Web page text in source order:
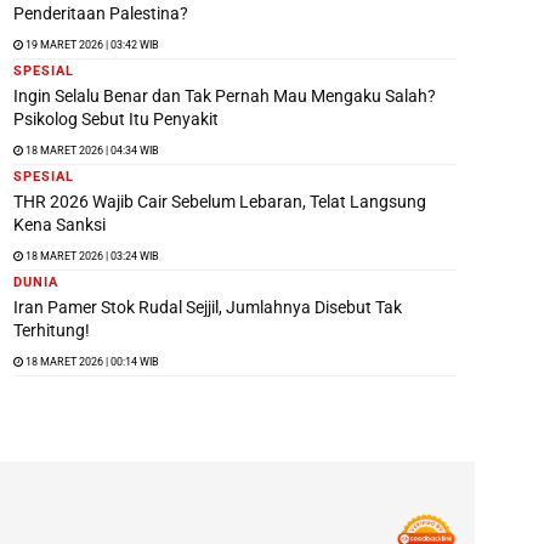
Penderitaan Palestina?
19 MARET 2026 | 03:42 WIB
SPESIAL
Ingin Selalu Benar dan Tak Pernah Mau Mengaku Salah?
Psikolog Sebut Itu Penyakit
18 MARET 2026 | 04:34 WIB
SPESIAL
THR 2026 Wajib Cair Sebelum Lebaran, Telat Langsung
Kena Sanksi
18 MARET 2026 | 03:24 WIB
DUNIA
Iran Pamer Stok Rudal Sejjil, Jumlahnya Disebut Tak
Terhitung!
18 MARET 2026 | 00:14 WIB